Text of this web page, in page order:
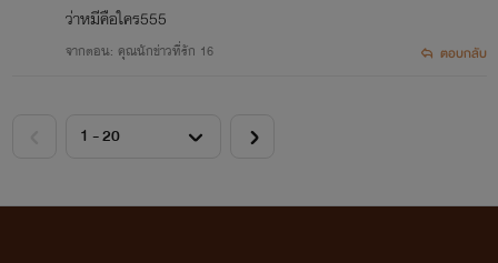
ว่าหมีคือใคร555
จากตอน: คุณนักข่าวที่รัก 16 ตอบกลับ